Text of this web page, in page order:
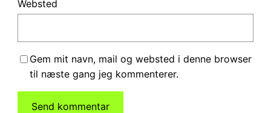
Websted
Gem mit navn, mail og websted i denne browser
til næste gang jeg kommenterer.